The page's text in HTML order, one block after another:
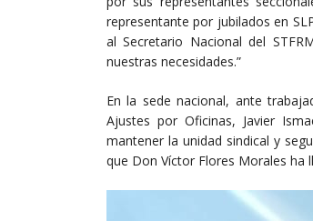
representante por jubilados en
al Secretario Nacional del
nuestras necesidades.”
En la sede nacional, ante
Ajustes por Oficinas, Javier
mantener la unidad sindical y
que Don Víctor Flores Morales ha